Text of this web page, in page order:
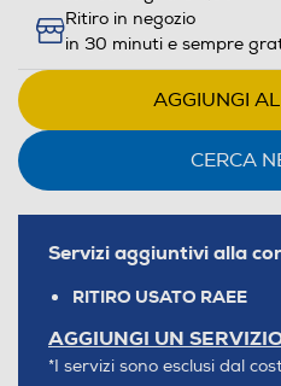
Ritiro in negozio
in 30 minuti e sempre
AGGIUNGI
CERCA
Servizi aggiuntivi alla
RITIRO USATO RAEE
AGGIUNGI UN
*I servizi sono esclusi dal